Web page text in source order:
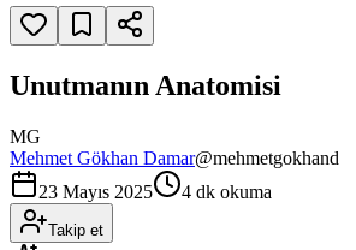
Unutmanın Anatomisi
MG
Mehmet Gökhan Damar@mehmetgokhand
23 Mayıs 2025
4 dk okuma
Takip et